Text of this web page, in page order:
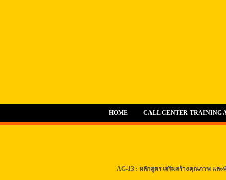
HOME CALL CENTER TRAINING
AG-13 : หลักสูตร เสริมสร้างคุณภาพ และ